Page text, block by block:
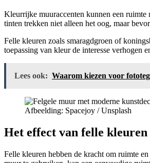
Kleurrijke muuraccenten kunnen een ruimte
tinten trekken niet alleen het oog, maar
Felle kleuren zoals smaragdgroen of
toepassing van kleur de interesse verhogen
Lees ook: Waarom kiezen voor
Afbeelding: Spacejoy / Unsplash
Het effect van felle
Felle kleuren hebben de kracht om ruimte